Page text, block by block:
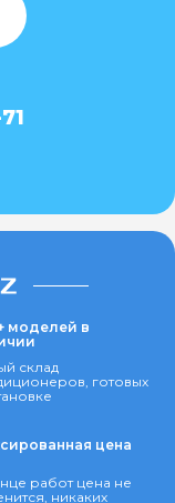
моделей в
склад
готовых
цена
работ цена не
никаких